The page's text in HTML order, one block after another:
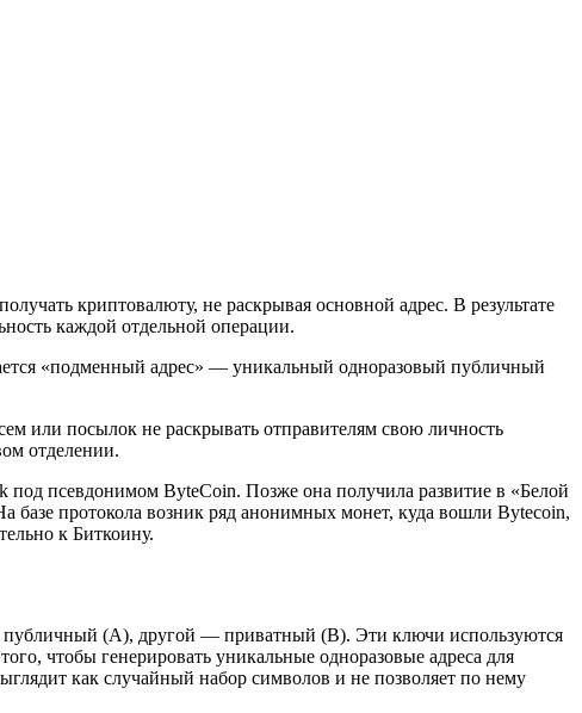
криптовалюту, не раскрывая основной адрес. В результате
каждой отдельной операции.
«подменный адрес» — уникальный одноразовый публичный
или посылок не раскрывать отправителям свою личность
отделении.
псевдонимом ByteCoin. Позже она получила развитие в «Белой
базе протокола возник ряд анонимных монет, куда вошли Bytecoin,
к Биткоину.
публичный (A), другой — приватный (B). Эти ключи используются
чтобы генерировать уникальные одноразовые адреса для
как случайный набор символов и не позволяет по нему